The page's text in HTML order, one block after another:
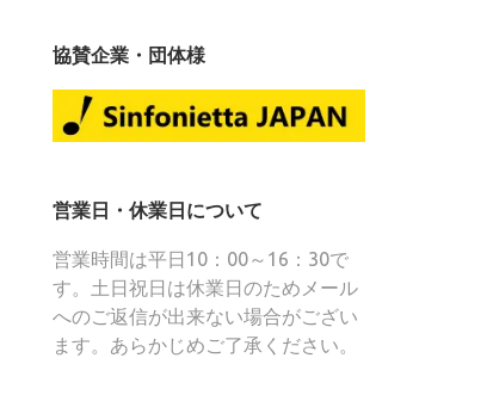
協賛企業・団体様
営業日・休業日について
営業時間は平日10：00～16：30で
す。土日祝日は休業日のためメール
へのご返信が出来ない場合がござい
ます。あらかじめご了承ください。